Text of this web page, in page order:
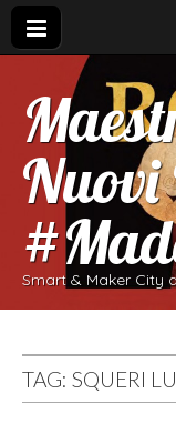
Smart & Maker City
TAG: SQUERI